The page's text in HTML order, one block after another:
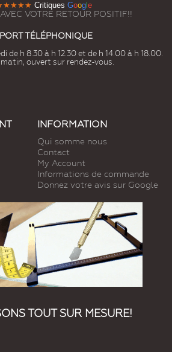
Critiques Goog e
VOTRE RETOUR POSITIF!!
TÉLÉPHONIQUE
de h 8.30 à h 12.30 et de h 14.00 à h 18.00.
matin, ouvert sur rendez-vous.
INFORMATION
Qui somme nous
Contact
My Account
Informations de commande
Donnez votre avis sur Google
TOUT SUR MESURE!